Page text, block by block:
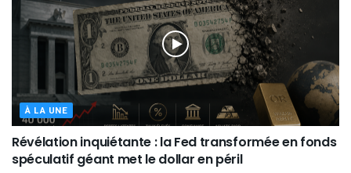
À LA UNE
Révélation inquiétante : la Fed transformée en fonds
spéculatif géant met le dollar en péril